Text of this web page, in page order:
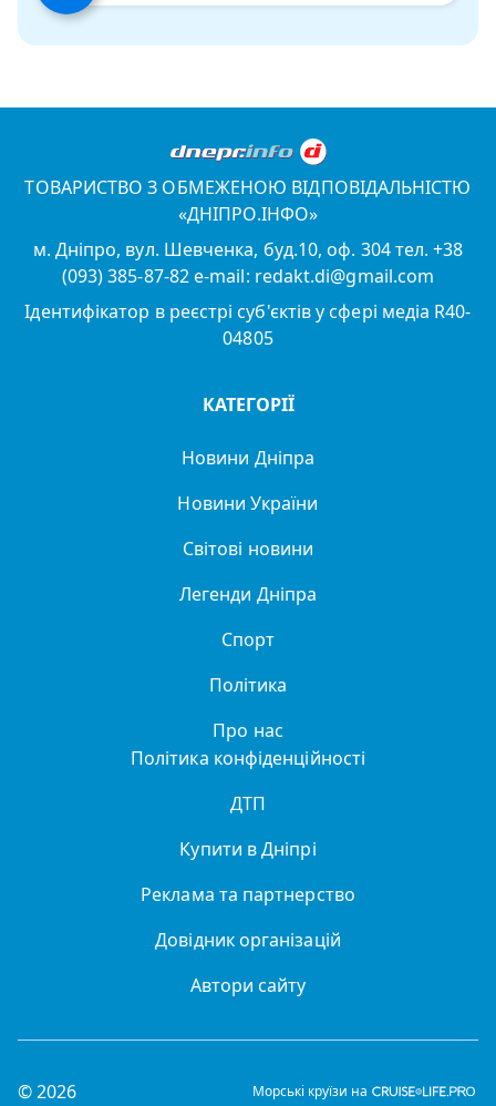
ТОВАРИСТВО З ОБМЕЖЕНОЮ ВІДПОВІДАЛЬНІСТЮ
«ДНІПРО.ІНФО»
м. Дніпро, вул. Шевченка, буд.10, оф. 304 тел. +38
(093) 385-87-82 e-mail: redakt.di@gmail.com
Ідентифікатор в реєстрі суб'єктів у сфері медіа R40-
04805
КАТЕГОРІЇ
Новини Дніпра
Новини України
Світові новини
Легенди Дніпра
Спорт
Політика
Про нас
Політика конфіденційності
ДТП
Купити в Дніпрі
Реклама та партнерство
Довідник організацій
Автори сайту
© 2026 Морські круїзи на